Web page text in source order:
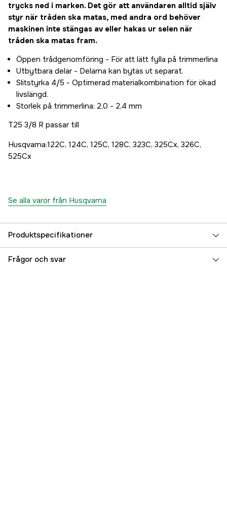
trycks ned i marken. Det gör att användaren alltid själv
styr när tråden ska matas, med andra ord behöver
maskinen inte stängas av eller hakas ur selen när
tråden ska matas fram.
Öppen trådgenomföring - För att lätt fylla på trimmerlina
Utbytbara delar - Delarna kan bytas ut separat.
Slitstyrka 4/5 - Optimerad materialkombination för ökad
livslängd.
Storlek på trimmerlina: 2,0 - 2,4 mm
T25 3/8 R passar till
Husqvarna:122C, 124C, 125C, 128C, 323C, 325Cx, 326C,
525Cx
Se alla varor från Husqvarna
Produktspecifikationer
Tråddiameter Trimmerlina 2, 2,4 mm
Frågor och svar